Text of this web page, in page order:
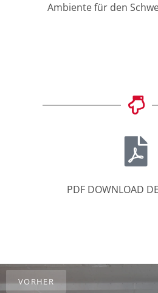
Ambiente für den
PDF DOWNLOAD